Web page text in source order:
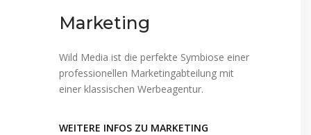
Marketing
Wild Media ist die perfekte Symbiose einer
professionellen Marketingabteilung mit
einer klassischen Werbeagentur.
WEITERE INFOS ZU MARKETING